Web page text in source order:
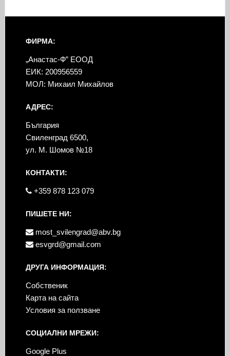
ФИРМА:
„Анастас-Ф” ЕООД
ЕИК: 200956559
МОЛ: Михаил Михайлов
АДРЕС:
България
Свиленград 6500,
ул. М. Шомов №18
КОНТАКТИ:
+359 878 123 079
ПИШЕТЕ НИ:
most_svilengrad@abv.bg
esvgrd@gmail.com
ДРУГА ИНФОРМАЦИЯ:
Собственик
Карта на сайта
Условия за ползване
СОЦИАЛНИ МРЕЖИ:
Google Plus